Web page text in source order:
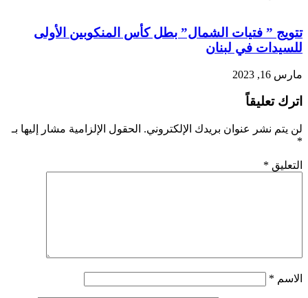
تتويج ” فتيات الشمال” بطل كأس المنكوبين الأولى
للسيدات في لبنان
مارس 16, 2023
اترك تعليقاً
لن يتم نشر عنوان بريدك الإلكتروني. الحقول الإلزامية مشار إليها بـ
*
التعليق *
الاسم *